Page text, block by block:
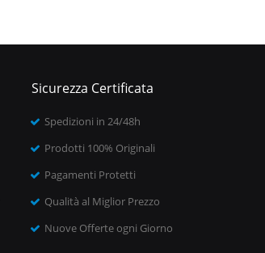
Sicurezza Certificata
Spedizioni in 24/48h
Prodotti 100% Originali
Pagamenti Protetti
Qualità al Miglior Prezzo
Nuove Offerte ogni Giorno